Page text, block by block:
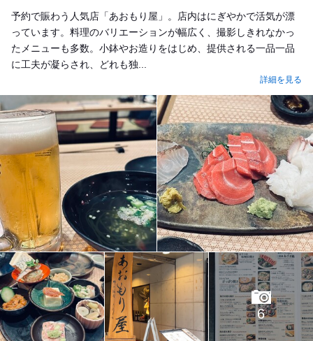
予約で賑わう人気店「あおもり屋」。店内はにぎやかで活気が漂
っています。料理のバリエーションが幅広く、撮影しきれなかっ
たメニューも多数。小鉢やお造りをはじめ、提供される一品一品
に工夫が凝らされ、どれも独...
詳細を見る
6